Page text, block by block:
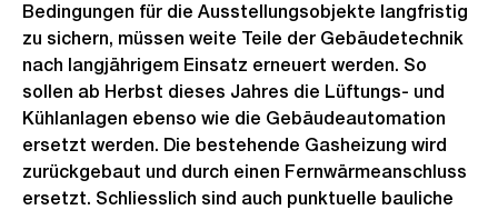
Bedingungen für die Ausstellungsobjekte langfristig
zu sichern, müssen weite Teile der Gebäudetechnik
nach langjährigem Einsatz erneuert werden. So
sollen ab Herbst dieses Jahres die Lüftungs- und
Kühlanlagen ebenso wie die Gebäudeautomation
ersetzt werden. Die bestehende Gasheizung wird
zurückgebaut und durch einen Fernwärmeanschluss
ersetzt. Schliesslich sind auch punktuelle bauliche